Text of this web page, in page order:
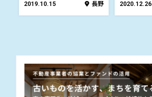
2019.10.15 長野 2020.12.26